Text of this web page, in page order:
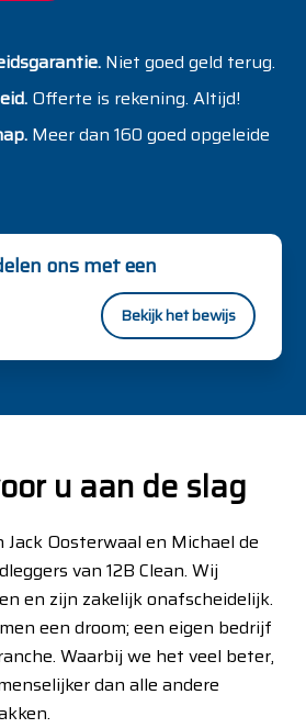
Niet goed geld terug.
Offerte is rekening. Altijd!
Meer dan 160 goed opgeleide
ons met een
Bekijk het bewijs
u aan de slag
Oosterwaal en Michael de
van 12B Clean. Wij
en zijn zakelijk onafscheidelijk.
een droom; een eigen bedrijf
Waarbij we het veel beter,
dan alle andere